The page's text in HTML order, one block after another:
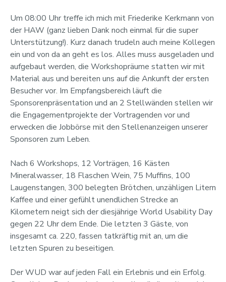
Um 08:00 Uhr treffe ich mich mit Friederike Kerkmann von
der HAW (ganz lieben Dank noch einmal für die super
Unterstützung!). Kurz danach trudeln auch meine Kollegen
ein und von da an geht es los. Alles muss ausgeladen und
aufgebaut werden, die Workshopräume statten wir mit
Material aus und bereiten uns auf die Ankunft der ersten
Besucher vor. Im Empfangsbereich läuft die
Sponsorenpräsentation und an 2 Stellwänden stellen wir
die Engagementprojekte der Vortragenden vor und
erwecken die Jobbörse mit den Stellenanzeigen unserer
Sponsoren zum Leben.
Nach 6 Workshops, 12 Vorträgen, 16 Kästen
Mineralwasser, 18 Flaschen Wein, 75 Muffins, 100
Laugenstangen, 300 belegten Brötchen, unzähligen Litern
Kaffee und einer gefühlt unendlichen Strecke an
Kilometern neigt sich der diesjährige World Usability Day
gegen 22 Uhr dem Ende. Die letzten 3 Gäste, von
insgesamt ca. 220, fassen tatkräftig mit an, um die
letzten Spuren zu beseitigen.
Der WUD war auf jeden Fall ein Erlebnis und ein Erfolg.